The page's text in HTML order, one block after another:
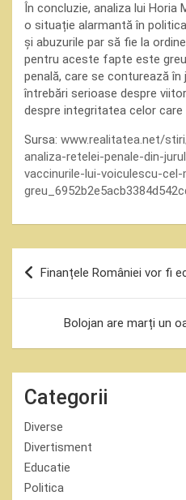
În concluzie, analiza lui Horia
o situație alarmantă în
și abuzurile par să fie la
pentru aceste fapte este
penală, care se conturează în
întrebări serioase despre
despre integritatea celor care
Sursa: www.realitatea.net/
analiza-retelei-penale-din-
vaccinurile-lui-voiculescu-cel-
Navigare
articole
Finanțele României vor fi
Bolojan are marți un
Categorii
Diverse
Divertisment
Educatie
Politica